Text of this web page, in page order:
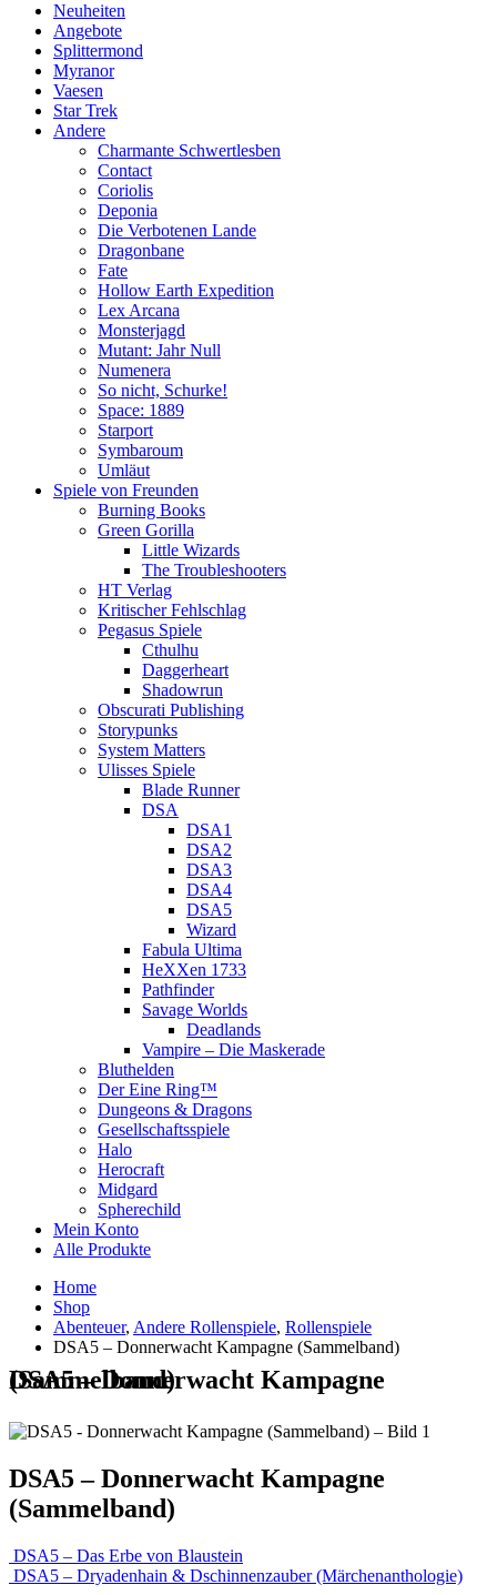
Neuheiten
Angebote
Splittermond
Myranor
Vaesen
Star Trek
Andere
Charmante Schwertlesben
Contact
Coriolis
Deponia
Die Verbotenen Lande
Dragonbane
Fate
Hollow Earth Expedition
Lex Arcana
Monsterjagd
Mutant: Jahr Null
Numenera
So nicht, Schurke!
Space: 1889
Starport
Symbaroum
Umläut
Spiele von Freunden
Burning Books
Green Gorilla
Little Wizards
The Troubleshooters
HT Verlag
Kritischer Fehlschlag
Pegasus Spiele
Cthulhu
Daggerheart
Shadowrun
Obscurati Publishing
Storypunks
System Matters
Ulisses Spiele
Blade Runner
DSA
DSA1
DSA2
DSA3
DSA4
DSA5
Wizard
Fabula Ultima
HeXXen 1733
Pathfinder
Savage Worlds
Deadlands
Vampire – Die Maskerade
Bluthelden
Der Eine Ring™
Dungeons & Dragons
Gesellschaftsspiele
Halo
Herocraft
Midgard
Spherechild
Mein Konto
Alle Produkte
Home
Shop
Abenteuer, Andere Rollenspiele, Rollenspiele
DSA5 – Donnerwacht Kampagne (Sammelband)
DSA5 – Donnerwacht Kampagne (Sammelband)
DSA5 – Donnerwacht Kampagne
(Sammelband)
DSA5 – Das Erbe von Blaustein
DSA5 – Dryadenhain & Dschinnenzauber (Märchenanthologie)